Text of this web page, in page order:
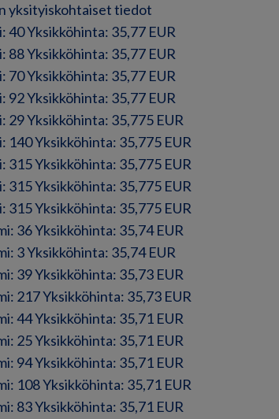
yksityiskohtaiset tiedot
40 Yksikköhinta: 35,77 EUR
88 Yksikköhinta: 35,77 EUR
70 Yksikköhinta: 35,77 EUR
92 Yksikköhinta: 35,77 EUR
29 Yksikköhinta: 35,775 EUR
140 Yksikköhinta: 35,775 EUR
315 Yksikköhinta: 35,775 EUR
315 Yksikköhinta: 35,775 EUR
315 Yksikköhinta: 35,775 EUR
36 Yksikköhinta: 35,74 EUR
3 Yksikköhinta: 35,74 EUR
39 Yksikköhinta: 35,73 EUR
217 Yksikköhinta: 35,73 EUR
44 Yksikköhinta: 35,71 EUR
25 Yksikköhinta: 35,71 EUR
94 Yksikköhinta: 35,71 EUR
108 Yksikköhinta: 35,71 EUR
83 Yksikköhinta: 35,71 EUR